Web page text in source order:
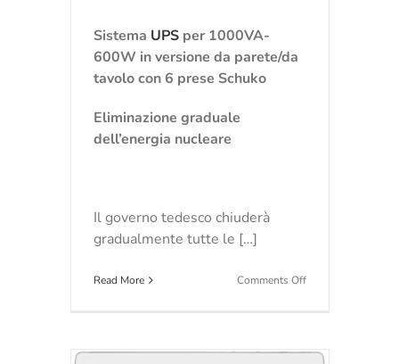
Sistema UPSper 1000VA-
600W in versione da parete/da
tavolo con 6 prese Schuko
Eliminazione graduale
dell’energia nucleare
Il governo tedesco chiuderà
gradualmente tutte le […]
Read More Comments Offon
1000